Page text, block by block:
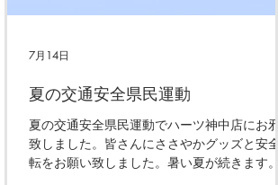
夏の交通安全県民運動
夏の交通安全県民運動でハーツ神中店にお邪
致しました。皆さんにささやかグッズと安全
転をお願い致しました。暑い夏が続きます。
7月14日